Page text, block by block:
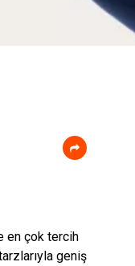
en çok tercih
geniş